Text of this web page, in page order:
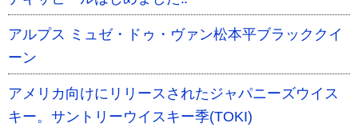
アルプス ミュゼ・ドゥ・ヴァン松本平ブラッククイ
ーン
アメリカ向けにリリースされたジャパニーズウイス
キー。サントリーウイスキー季(TOKI)